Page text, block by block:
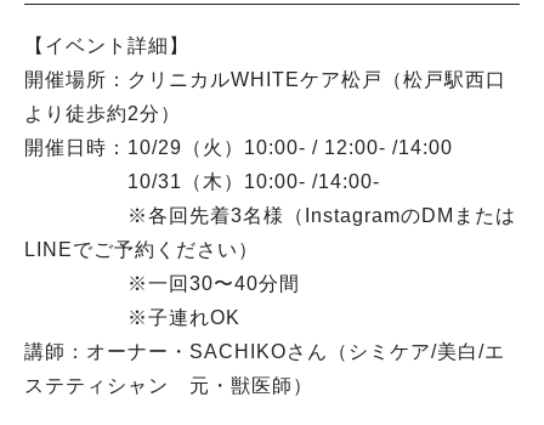
【イベント詳細】
開催場所：クリニカルWHITEケア松戸（松戸駅西口
より徒歩約2分）
開催日時：10/29（火）10:00- / 12:00- /14:00
10/31（木）10:00- /14:00-
※各回先着3名様（InstagramのDMまたは
LINEでご予約ください）
※一回30〜40分間
※子連れOK
講師：オーナー・SACHIKOさん（シミケア/美白/エ
ステティシャン 元・獣医師）